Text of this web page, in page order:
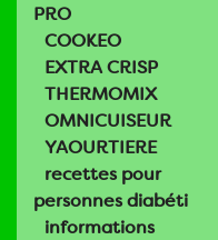
PRO
COOKEO
EXTRA CRISP
THERMOMIX
OMNICUISEUR
YAOURTIERE
recettes pour
personnes diabéti
informations